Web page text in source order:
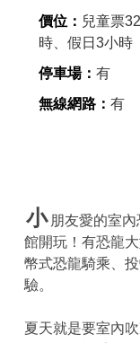
價位： 兒童票
時、假日3小時
停車場： 有
無線網路： 有
小 朋友愛的室
館開玩！有恐龍
幣式恐龍騎乘、
驗。
夏天就是要室內